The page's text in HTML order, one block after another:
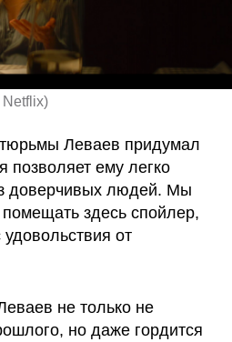
Netflix)
Леваев придумал
позволяет ему легко
доверчивых людей. Мы
здесь спойлер,
от
не только не
но даже гордится